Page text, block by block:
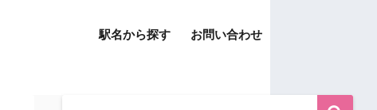
駅名から探す お問い合わせ